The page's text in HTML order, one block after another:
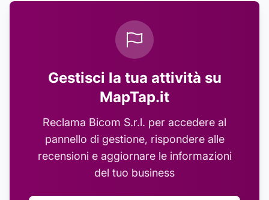
Gestisci la tua attività su
MapTap.it
Reclama Bicom S.r.l. per accedere al
pannello di gestione, rispondere alle
recensioni e aggiornare le informazioni
del tuo business